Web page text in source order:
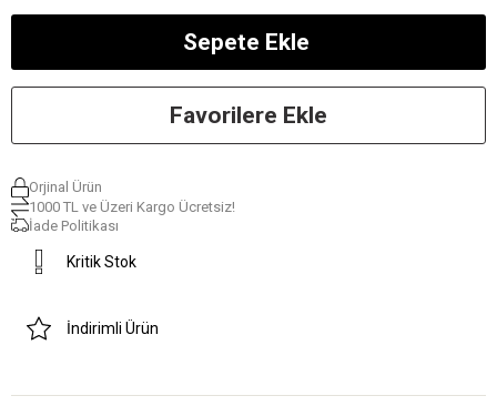
Favorilere Ekle
Orjinal Ürün
1000 TL ve Üzeri Kargo Ücretsiz!
İade Politikası
Kritik Stok
İndirimli Ürün